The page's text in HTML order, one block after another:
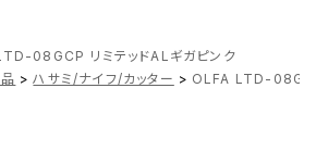
08GCP リミテッドALギガピンク
> ハサミ/ナイフ/カッター > OLFA LTD-